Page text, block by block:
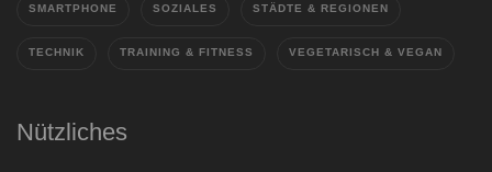
SMARTPHONE SOZIALES STÄDTE & REGIONEN
TECHNIK TRAINING & FITNESS VEGETARISCH & VEGAN
Nützliches